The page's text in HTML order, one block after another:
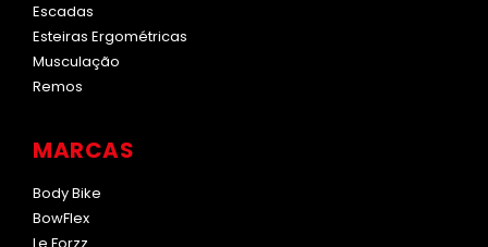
Escadas
Esteiras Ergométricas
Musculação
Remos
MARCAS
Body Bike
BowFlex